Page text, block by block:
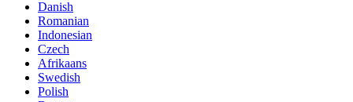
Danish
Romanian
Indonesian
Czech
Afrikaans
Swedish
Polish